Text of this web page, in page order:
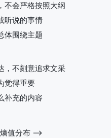
不会严格按照大纲
听说的事情
体围绕主题
，不刻意追求文采
觉得重要
补充的内容
值分布 -->